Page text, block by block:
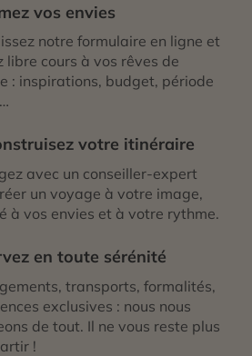
vos envies
notre formulaire en ligne et
libre cours à vos rêves de
: inspirations, budget, période
votre itinéraire
avec un conseiller-expert
un voyage à votre image,
à vos envies et à votre rythme.
en toute sérénité
transports, formalités,
exclusives : nous nous
de tout. Il ne vous reste plus
!